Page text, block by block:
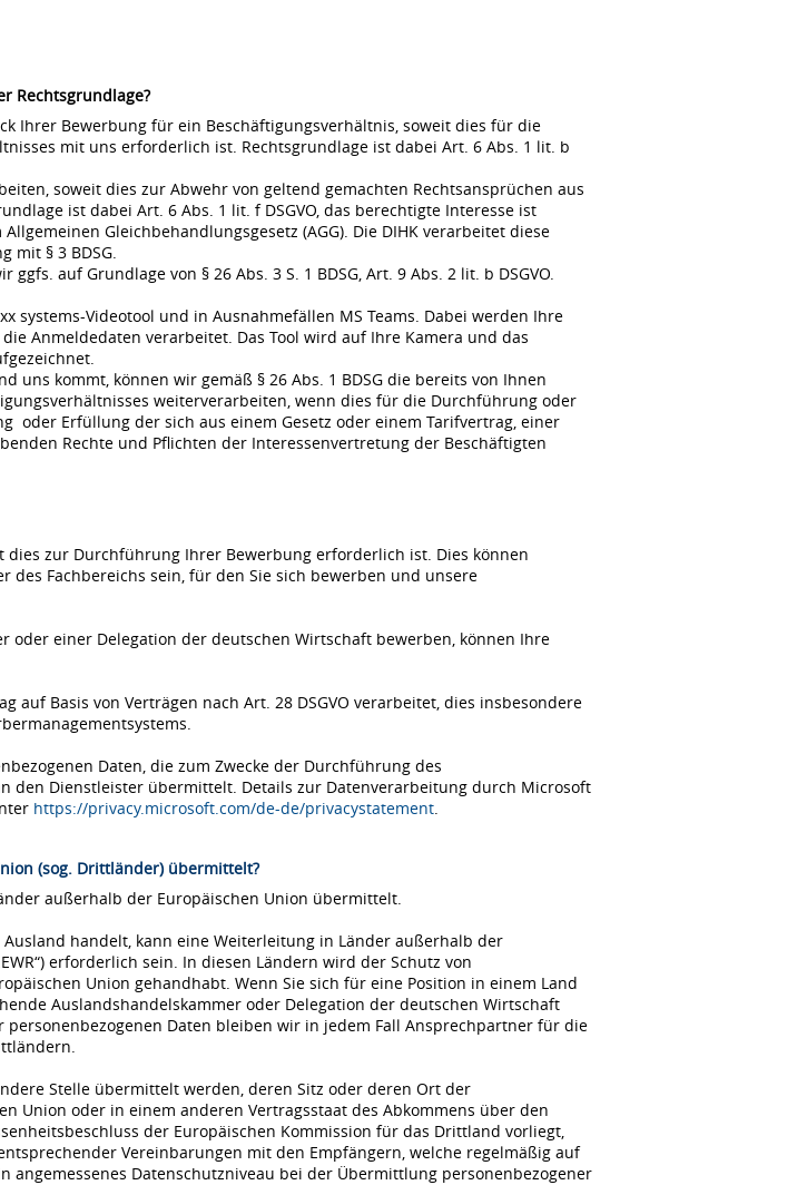
Rechtsgrundlage?
Ihrer Bewerbung für ein Beschäftigungsverhältnis, soweit dies für die
mit uns erforderlich ist. Rechtsgrundlage ist dabei Art. 6 Abs. 1 lit. b
soweit dies zur Abwehr von geltend gemachten Rechtsansprüchen aus
ist dabei Art. 6 Abs. 1 lit. f DSGVO, das berechtigte Interesse ist
Gleichbehandlungsgesetz (AGG). Die DIHK verarbeitet diese
mit § 3 BDSG.
auf Grundlage von § 26 Abs. 3 S. 1 BDSG, Art. 9 Abs. 2 lit. b DSGVO.
systems-Videotool und in Ausnahmefällen MS Teams. Dabei werden Ihre
Anmeldedaten verarbeitet. Das Tool wird auf Ihre Kamera und das
uns kommt, können wir gemäß § 26 Abs. 1 BDSG die bereits von Ihnen
weiterverarbeiten, wenn dies für die Durchführung oder
oder Erfüllung der sich aus einem Gesetz oder einem Tarifvertrag, einer
Rechte und Pflichten der Interessenvertretung der Beschäftigten
zur Durchführung Ihrer Bewerbung erforderlich ist. Dies können
Fachbereichs sein, für den Sie sich bewerben und unsere
oder einer Delegation der deutschen Wirtschaft bewerben, können Ihre
Basis von Verträgen nach Art. 28 DSGVO verarbeitet, dies insbesondere
Daten, die zum Zwecke der Durchführung des
den Dienstleister übermittelt. Details zur Datenverarbeitung durch Microsoft
https://privacy.microsoft.com/de-de/privacystatement.
(sog. Drittländer) übermittelt?
außerhalb der Europäischen Union übermittelt.
handelt, kann eine Weiterleitung in Länder außerhalb der
erforderlich sein. In diesen Ländern wird der Schutz von
Union gehandhabt. Wenn Sie sich für eine Position in einem Land
Auslandshandelskammer oder Delegation der deutschen Wirtschaft
Daten bleiben wir in jedem Fall Ansprechpartner für die
Stelle übermittelt werden, deren Sitz oder deren Ort der
Union oder in einem anderen Vertragsstaat des Abkommens über den
der Europäischen Kommission für das Drittland vorliegt,
Vereinbarungen mit den Empfängern, welche regelmäßig auf
angemessenes Datenschutzniveau bei der Übermittlung personenbezogener